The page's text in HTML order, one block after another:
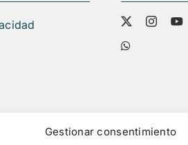
Gestionar consentimiento